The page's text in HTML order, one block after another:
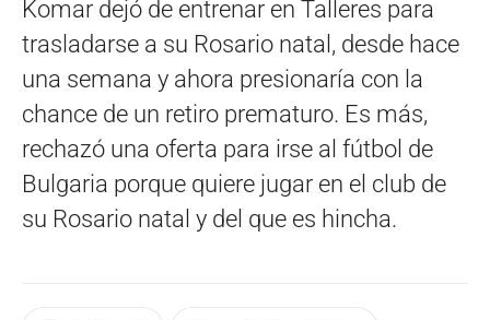
Komar dejó de entrenar en Talleres para
trasladarse a su Rosario natal, desde hace
una semana y ahora presionaría con la
chance de un retiro prematuro. Es más,
rechazó una oferta para irse al fútbol de
Bulgaria porque quiere jugar en el club de
su Rosario natal y del que es hincha.